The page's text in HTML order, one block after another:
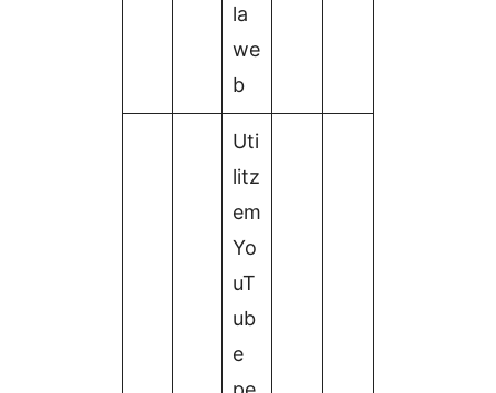
la
we
b
Uti
litz
em
Yo
uT
ub
e